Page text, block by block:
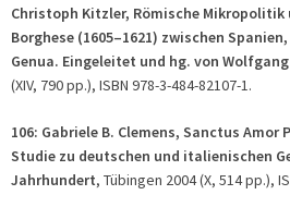
Christoph Kitzler, Römische Mikropolitik
Borghese (1605–1621) zwischen
Genua. Eingeleitet und hg. von
(XIV, 790 pp.), ISBN 978-3-484-82107-1.
106: Gabriele B. Clemens, Sanctus Amor
Studie zu deutschen und italienischen
Jahrhundert, Tübingen 2004 (X, 514 pp.),